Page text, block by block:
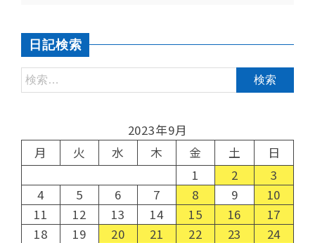
日記検索
2023年9月
月
火 水 木 金 土
日
1
2
3
4
5 6 7 8 9
10
11
12 13 14 15 16
17
18
19 20 21 22 23
24